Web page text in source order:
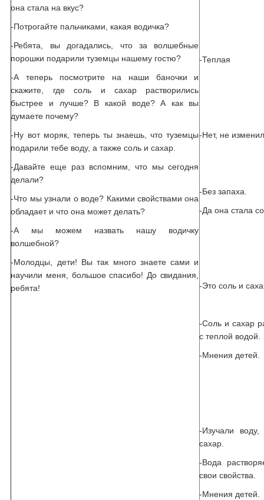
она стала на вкус?
-Потрогайте пальчиками, какая водичка?
-Ребята, вы догадались, что за волшебные
порошки подарили туземцы нашему гостю?
-А теперь посмотрите на наши баночки и
скажите, где соль и сахар растворились
быстрее и лучше? В какой воде? А как вы
думаете почему?
-Ну вот моряк, теперь ты знаешь, что туземцы
подарили тебе воду, а также соль и сахар.
-Давайте еще раз вспомним, что мы сегодня
делали?
-Что мы узнали о воде? Какими свойствами она
обладает и что она может делать?
-А мы можем назвать нашу водичку
волшебной?
-Молодцы, дети! Вы так много знаете сами и
научили меня, большое спасибо! До свидания,
ребята!
-Теплая
-Нет, не
-Без запаха.
-Да она стала
-Это соль и
-Соль и сахар
с теплой водой.
-Мнения детей.
-Изучали
сахар.
-Вода
свои свойства.
-Мнения детей.